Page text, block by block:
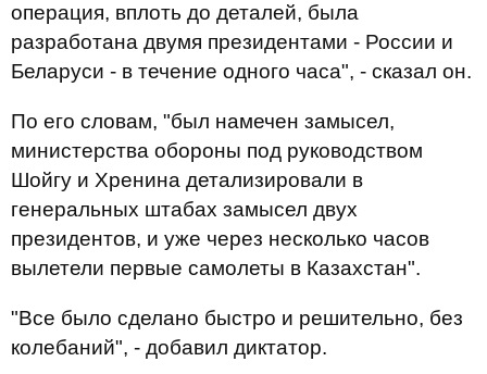
операция, вплоть до деталей, была
разработана двумя президентами - России и
Беларуси - в течение одного часа", - сказал он.
По его словам, "был намечен замысел,
министерства обороны под руководством
Шойгу и Хренина детализировали в
генеральных штабах замысел двух
президентов, и уже через несколько часов
вылетели первые самолеты в Казахстан".
"Все было сделано быстро и решительно, без
колебаний", - добавил диктатор.